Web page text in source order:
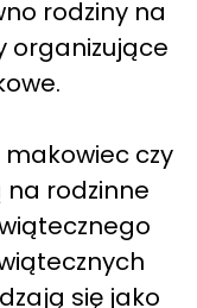
rodziny na
organizujące
czy
na rodzinne
się jako